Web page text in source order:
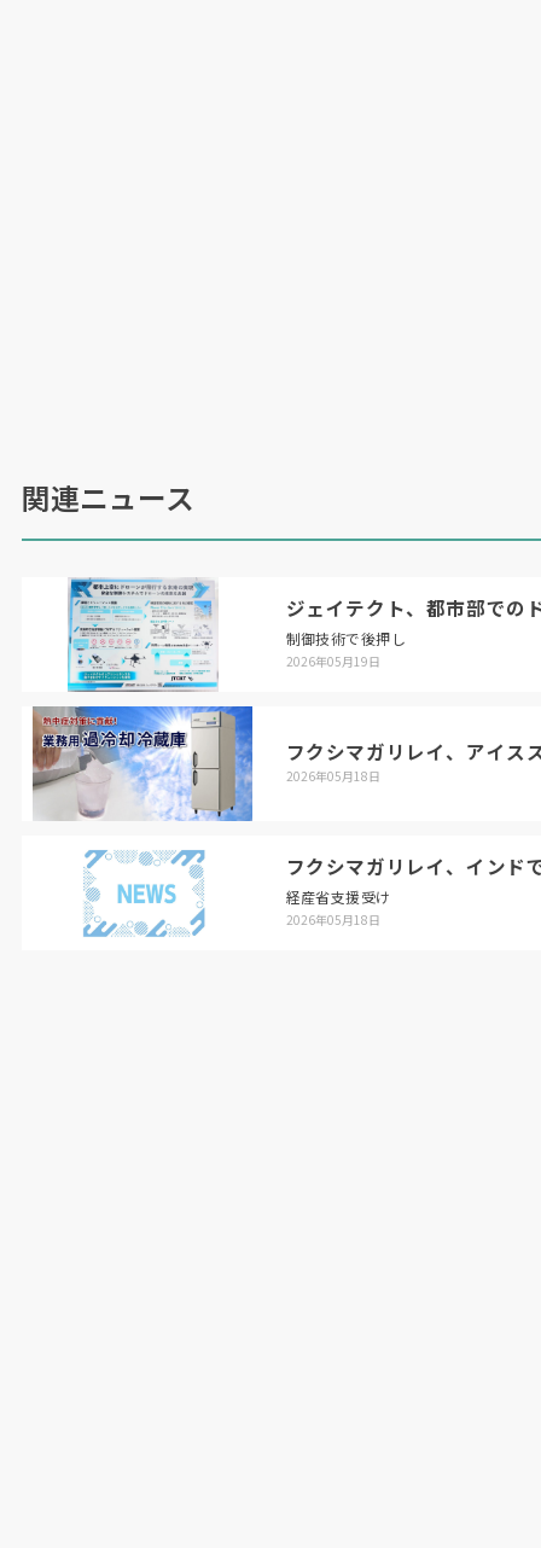
関連ニュース
ジェイテクト、都市部での
制御技術で後押し
2026年05月19日
フクシマガリレイ、アイス
2026年05月18日
フクシマガリレイ、インド
経産省支援受け
2026年05月18日